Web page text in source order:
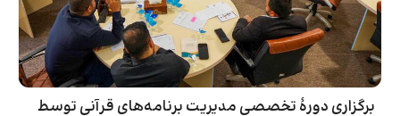
برگزاری دورۀ تخصصی مدیریت برنامه‌های قرآنی توسط